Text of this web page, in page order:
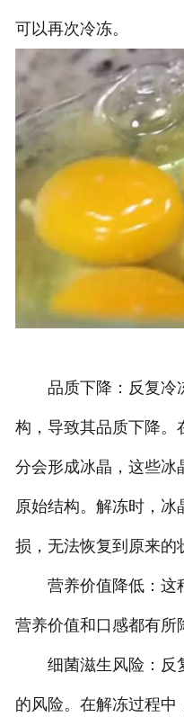
可以再次冷冻。
品质下降：反复冷
构，导致其品质下降。
分会形成冰晶，这些冰
原始结构。解冻时，
损，无法恢复到原来的
营养价值降低：这
营养价值和口感都有所
细菌滋生风险：反
的风险。在解冻过程中